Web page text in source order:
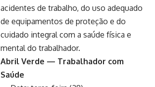
acidentes de trabalho, do uso adequado
de equipamentos de proteção e do
cuidado integral com a saúde física e
mental do trabalhador.
Abril Verde — Trabalhador com
Saúde